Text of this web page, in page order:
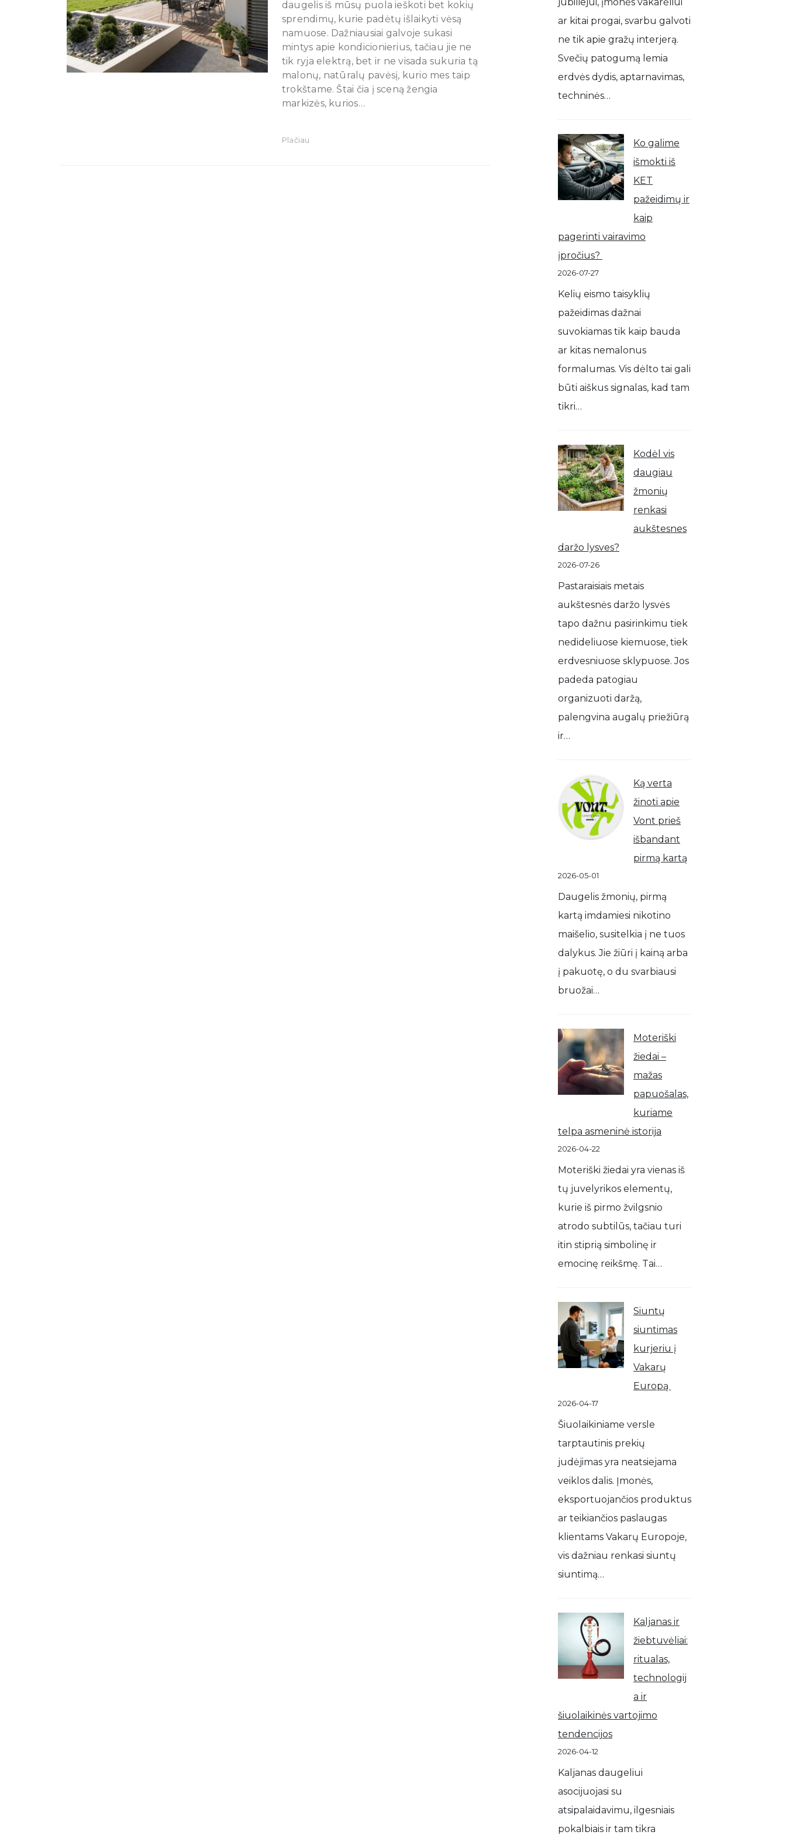
daugelis iš mūsų puola ieškoti bet kokių
sprendimų, kurie padėtų išlaikyti vėsą
namuose. Dažniausiai galvoje sukasi
mintys apie kondicionierius, tačiau jie ne
tik ryja elektrą, bet ir ne visada sukuria tą
malonų, natūralų pavėsį, kurio mes taip
trokštame. Štai čia į sceną žengia
markizės, kurios…
Plačiau
ar kitai progai, svarbu galvoti
ne tik apie gražų interjerą.
Svečių patogumą lemia
erdvės dydis, aptarnavimas,
techninės…
Ko galime
išmokti iš
KET
pažeidimų ir
kaip
pagerinti vairavimo
įpročius?
2026-07-27
Kelių eismo taisyklių
pažeidimas dažnai
suvokiamas tik kaip bauda
ar kitas nemalonus
formalumas. Vis dėlto tai gali
būti aiškus signalas, kad tam
tikri…
Kodėl vis
daugiau
žmonių
renkasi
aukštesnes
daržo lysves?
2026-07-26
Pastaraisiais metais
aukštesnės daržo lysvės
tapo dažnu pasirinkimu tiek
nedideliuose kiemuose, tiek
erdvesniuose sklypuose. Jos
padeda patogiau
organizuoti daržą,
palengvina augalų priežiūrą
ir…
Ką verta
žinoti apie
Vont prieš
išbandant
pirmą kartą
2026-05-01
Daugelis žmonių, pirmą
kartą imdamiesi nikotino
maišelio, susitelkia į ne tuos
dalykus. Jie žiūri į kainą arba
į pakuotę, o du svarbiausi
bruožai…
Moteriški
žiedai –
mažas
papuošalas,
kuriame
telpa asmeninė istorija
2026-04-22
Moteriški žiedai yra vienas iš
tų juvelyrikos elementų,
kurie iš pirmo žvilgsnio
atrodo subtilūs, tačiau turi
itin stiprią simbolinę ir
emocinę reikšmę. Tai…
Siuntų
siuntimas
kurjeriu į
Vakarų
Europą
2026-04-17
Šiuolaikiniame versle
tarptautinis prekių
judėjimas yra neatsiejama
veiklos dalis. Įmonės,
eksportuojančios produktus
ar teikiančios paslaugas
klientams Vakarų Europoje,
vis dažniau renkasi siuntų
siuntimą…
Kaljanas ir
žiebtuvėliai:
ritualas,
technologij
a ir
šiuolaikinės vartojimo
tendencijos
2026-04-12
Kaljanas daugeliui
asocijuojasi su
atsipalaidavimu, ilgesniais
pokalbiais ir tam tikra